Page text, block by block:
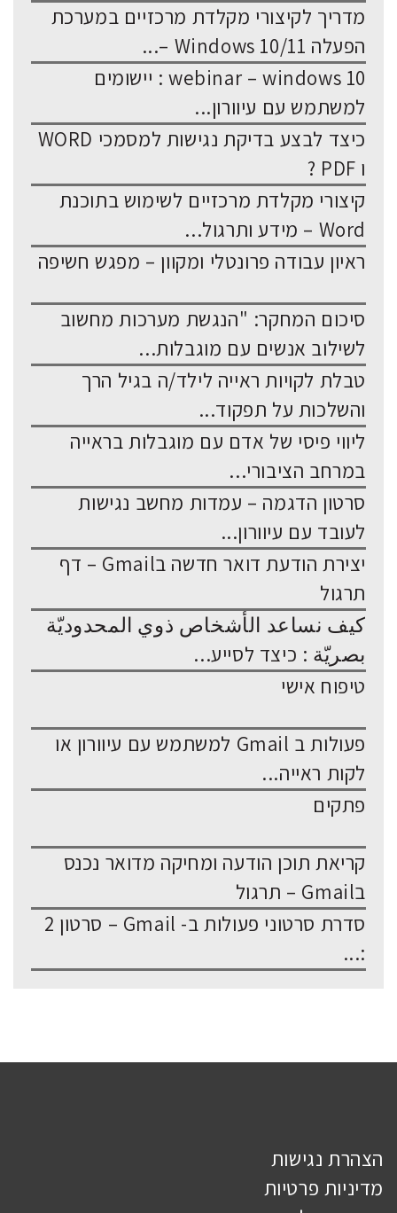
מדריך לקיצורי מקלדת מרכזיים במערכת
הפעלה Windows 10/11 –...
webinar – windows 10 : יישומים
למשתמש עם עיוורון...
כיצד לבצע בדיקת נגישות למסמכי WORD
ו PDF ?
קיצורי מקלדת מרכזיים לשימוש בתוכנת
Word – מידע ותרגול...
ראיון עבודה פרונטלי ומקוון – מפגש חשיפה
סיכום המחקר: "הנגשת מערכות מחשוב
לשילוב אנשים עם מוגבלות...
טבלת לקויות ראייה לילד/ה בגיל הרך
והשלכות על תפקוד...
ליווי פיסי של אדם עם מוגבלות בראייה
במרחב הציבורי...
סרטון הדגמה – עמדות מחשב נגישות
לעובד עם עיוורון...
יצירת הודעת דואר חדשה בGmail – דף
תרגול
كيف نساعد الأشخاص ذوي المحدوديّة
بصريّة : כיצד לסייע...
טיפוח אישי
פעולות ב Gmail למשתמש עם עיוורון או
לקות ראייה...
פתקים
קריאת תוכן הודעה ומחיקה מדואר נכנס
בGmail – תרגול
סדרת סרטוני פעולות ב- Gmail – סרטון 2
:...
הצהרת נגישות
מדיניות פרטיות